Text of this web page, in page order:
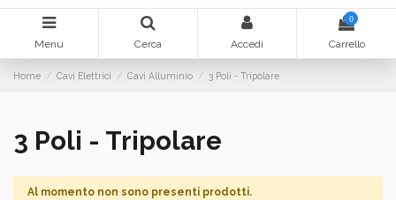
Menu Cerca Accedi
0
Carrello
Home Cavi Elettrici Cavi Alluminio 3 Poli - Tripolare
3 Poli - Tripolare
Al momento non sono presenti prodotti.